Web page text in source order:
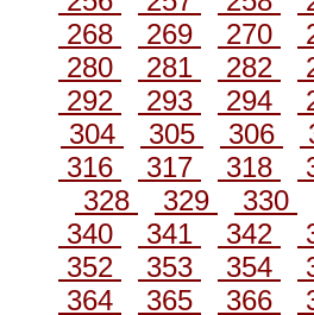
268
269 270
280
281 282
292
293 294
304
305 306
316
317 318
328
329
330
340
341 342
352
353 354
364
365 366